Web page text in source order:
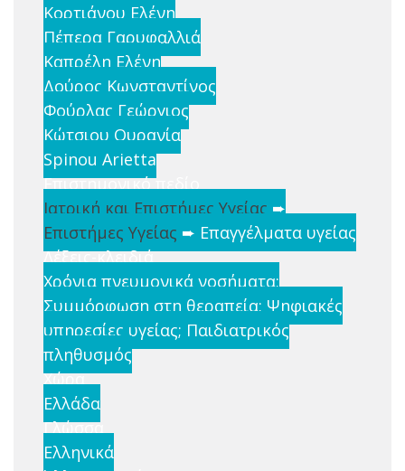
Κορτιάνου Ελένη
Πέπερα Γαρυφαλλιά
Καπρέλη Ελένη
Δούρος Κωνσταντίνος
Φούρλας Γεώργιος
Κώτσιου Ουρανία
Spinou Arietta
Επιστημονικό πεδίο
Ιατρική και Επιστήμες Υγείας ➨
Επιστήμες Υγείας ➨ Επαγγέλματα υγείας
Λέξεις-κλειδιά
Χρόνια πνευμονικά νοσήματα;
Συμμόρφωση στη θεραπεία; Ψηφιακές
υπηρεσίες υγείας; Παιδιατρικός
πληθυσμός
Χώρα
Ελλάδα
Γλώσσα
Ελληνικά